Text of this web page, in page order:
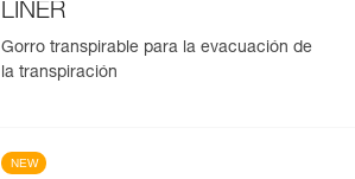
LINER
Gorro transpirable para la evacuación de
la transpiración
NEW